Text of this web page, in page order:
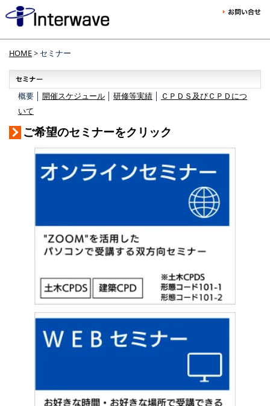
HOME> セミナー
概要 │ 開催スケジュール 研修等実績
ＣＰＤＳ及びＣＰＤにつ
いて
ご希望のセミナーをクリック